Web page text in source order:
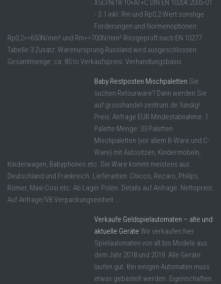
X5CrNi18-10+AT+C DIN EN 10204:2005-01
- 3.1 inkl. Rm und Rp0,2-Wert sonstige
Forderungen und Normenoptionen:
Rp0,2>=650N/mm² und Rm>=700N/mm² Rissgeprüft nach EN 10277
Tabelle 3 Zusatz: Warenursprung Russland wird ausgeschlossen.
Gesamtmenge: ca. 85 to Verkaufspreis: Verhandlungsbasis
Baby Restposten Mischpaletten Sie
suchen Retourware? Dann werden Sie
auf grosshandel-zentrum.de fündig!
Preis: Anfrage EUR Mindestabnahme: 1
Palette Menge: 33 Paletten
Mischpaletten (vor allem B-Ware und C-
Ware) mit Autositzen, Kindermöbeln,
Kinderwagen, Babyphones etc. Die Ware kommt meistens aus
Deutschland und Frankreich. Lieferanten: Chicco, Recaro, Philips,
Römer, Maxi-Cosi etc. Ab Lager Polen. Details auf Anfrage. Nettopreis:
Auf Anfrage/VB Verpackungseinheit ...
Verkaufe Geldspielautomaten – alte und
aktuelle Geräte Wir verkaufen hier
Spielautomaten von alt bis Modele aus
dem Jahr 2018 und 2019. Alle Geräte
laufen gut. Bei einigen Automaten muss
etwas gebastelt werden. Eigenschaften